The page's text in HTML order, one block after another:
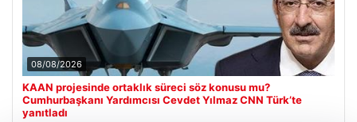
08/08/2026
KAAN projesinde ortaklık süreci söz konusu mu?
Cumhurbaşkanı Yardımcısı Cevdet Yılmaz CNN Türk’te
yanıtladı